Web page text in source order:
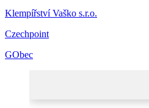
Klempířství Vaško s.r.o.
Czechpoint
GObec